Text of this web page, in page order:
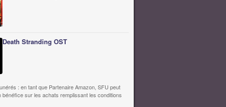
Death Stranding OST
: en tant que Partenaire Amazon, SFU peut
bénéfice sur les achats remplissant les conditions